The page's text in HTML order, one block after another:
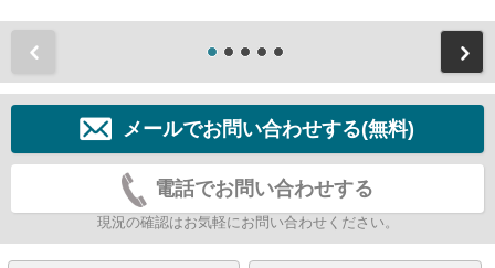
メールでお問い合わせする(無料)
電話でお問い合わせする
現況の確認はお気軽にお問い合わせください。